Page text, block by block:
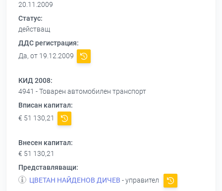
20.11.2009
Статус:
действащ
ДДС регистрация:
Да, от 19.12.2009
КИД 2008:
4941 - Товарен автомобилен транспорт
Вписан капитал:
€ 51 130,21
Внесен капитал:
€ 51 130,21
Представляващи:
ЦВЕТАН НАЙДЕНОВ ДИЧЕВ - управител